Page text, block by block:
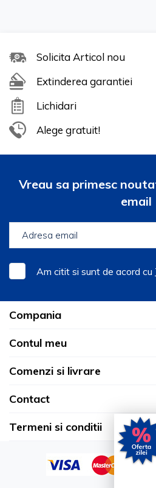
Solicita Articol nou
Extinderea garantiei
Lichidari
Alege gratuit!
Vreau sa primesc
email
Am citit si sunt de acord cu
Compania
Contul meu
Comenzi si livrare
Contact
Termeni si conditii